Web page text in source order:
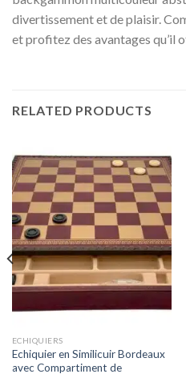
divertissement et de plaisir.
et profitez des avantages qu’il
RELATED PRODUCTS
ECHIQUIERS
Echiquier en Similicuir Bordeaux
avec Compartiment de